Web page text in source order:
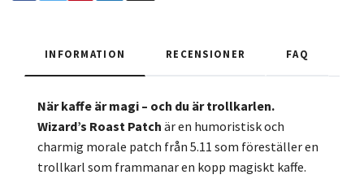
INFORMATION RECENSIONER FAQ
När kaffe är magi – och du är trollkarlen.
Wizard’s Roast Patch är en humoristisk och
charmig morale patch från 5.11 som föreställer en
trollkarl som frammanar en kopp magiskt kaffe.